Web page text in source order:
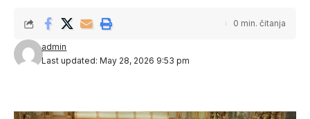
Last updated: May 28, 2026 9:53 pm
admin
0 min. čitanja